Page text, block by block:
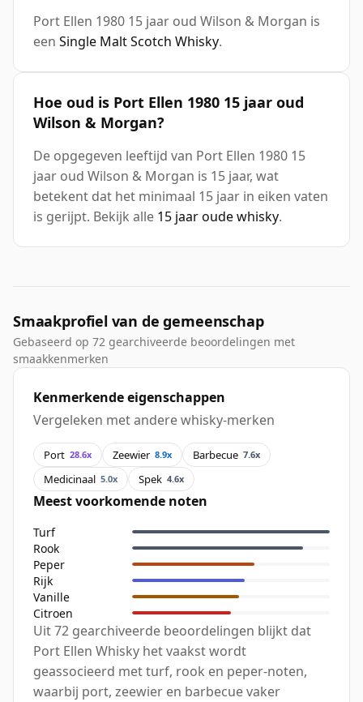
Port Ellen 1980 15 jaar oud Wilson & Morgan is
een Single Malt Scotch Whisky.
Hoe oud is Port Ellen 1980 15 jaar oud
Wilson & Morgan?
De opgegeven leeftijd van Port Ellen 1980 15
jaar oud Wilson & Morgan is 15 jaar, wat
betekent dat het minimaal 15 jaar in eiken vaten
is gerijpt. Bekijk alle 15 jaar oude whisky.
Smaakprofiel van de gemeenschap
Gebaseerd op 72 gearchiveerde beoordelingen met
smaakkenmerken
Kenmerkende eigenschappen
Vergeleken met andere whisky-merken
Port 28.6x Zeewier 8.9x Barbecue 7.6x
Medicinaal 5.0x Spek 4.6x
Meest voorkomende noten
Turf
Rook
Peper
Rijk
Vanille
Citroen
Uit 72 gearchiveerde beoordelingen blijkt dat
Port Ellen Whisky het vaakst wordt
geassocieerd met turf, rook en peper-noten,
waarbij port, zeewier en barbecue vaker